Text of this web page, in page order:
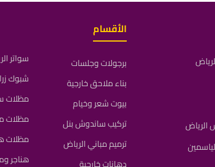
الرياض
الأقسام
برجولات وجلسات
بناء ملاحق خارجية
بيوت شعر وخيام
تركيب ساندوش بنل
ترميم مباني الرياض
سواتر
شبوك
مظلات
مظلات
مظلات
هناجر